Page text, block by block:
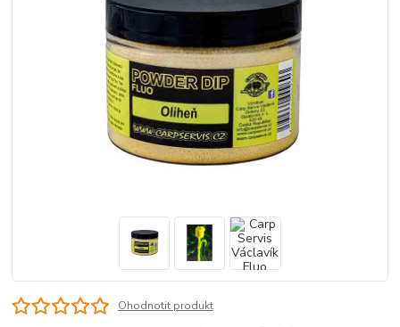
Ohodnotit produkt